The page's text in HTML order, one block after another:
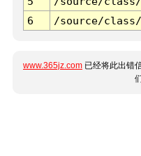
6
/source/
www.365jz.com 已经将此出错